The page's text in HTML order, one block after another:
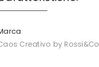
Creativo by Rossi&Co